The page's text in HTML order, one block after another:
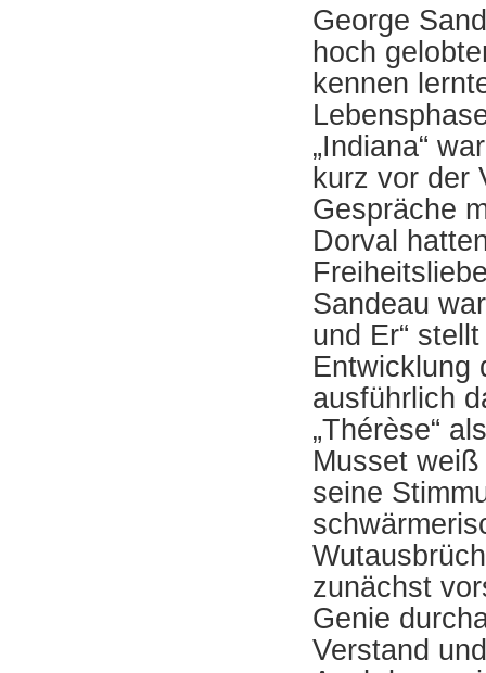
George
hoch
kennen
„Indiana“
kurz vor der
Gespräche
Dorval
Sandeau
und Er“
Entwicklung
ausführlich
„Thérèse“
Musset
seine
zunächst
Genie
Verstand